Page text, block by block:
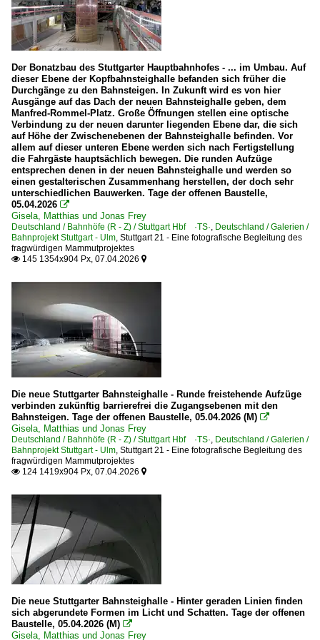
S-Bahn Stuttgart
Sonstiges
Bahnhofsvorfelder
Stadtbahn- und U-Bahnfahrzeuge
Stadler | Tango
Stadtbahnen und U-Bahnen
Stadtbahn Stuttgart ·SSB·
Stadtbahn Stuttgart (Haltestellen und Strecken) ·SSB·
Straßenbahn
Straßenbahn Ulm ·SWU·
Strecken | KBS 700-799
740 (Stuttgart–) Horb – Tuttlingen – Hattingen
750 Stuttgart – Plochingen – Geislingen – Ulm
750.1 Wendlingen – Ulm SFS
770 Karlsruhe – Mühlacker (–Stuttgart) ·Residenzbahn·
786 Stuttgart-Bad Cannstadt – Waiblingen – Aalen
790.11 Stuttgart – Untertürkheim – Kornwestheim
Strecke 4813 Stuttgart-Feuerbach – Ulm Hbf SFS
Werksbahnen
Modellbahn
Spur N
Anlagen
Der Bonatzbau des Stuttgarter Hauptbahnhofes - ... im Umbau. Auf
dieser Ebene der Kopfbahnsteighalle befanden sich früher die
Durchgänge zu den Bahnsteigen. In Zukunft wird es von hier
Ausgänge auf das Dach der neuen Bahnsteighalle geben, dem
Manfred-Rommel-Platz. Große Öffnungen stellen eine optische
Verbindung zu der neuen darunter liegenden Ebene dar, die sich
auf Höhe der Zwischenebenen der Bahnsteighalle befinden. Vor
allem auf dieser unteren Ebene werden sich nach Fertigstellung
die Fahrgäste hauptsächlich bewegen. Die runden Aufzüge
entsprechen denen in der neuen Bahnsteighalle und werden so
einen gestalterischen Zusammenhang herstellen, der doch sehr
unterschiedlichen Bauwerken. Tage der offenen Baustelle,
05.04.2026 
Gisela, Matthias und Jonas Frey
Deutschland / Bahnhöfe (R - Z) / Stuttgart Hbf ·TS·, Deutschland / Galerien /
Bahnprojekt Stuttgart - Ulm, Stuttgart 21 - Eine fotografische Begleitung des
fragwürdigen Mammutprojektes
 145 1354x904 Px, 07.04.2026 
Die neue Stuttgarter Bahnsteighalle - Runde freistehende Aufzüge
verbinden zukünftig barrierefrei die Zugangsebenen mit den
Bahnsteigen. Tage der offenen Baustelle, 05.04.2026 (M) 
Gisela, Matthias und Jonas Frey
Deutschland / Bahnhöfe (R - Z) / Stuttgart Hbf ·TS·, Deutschland / Galerien /
Bahnprojekt Stuttgart - Ulm, Stuttgart 21 - Eine fotografische Begleitung des
fragwürdigen Mammutprojektes
 124 1419x904 Px, 07.04.2026 
Die neue Stuttgarter Bahnsteighalle - Hinter geraden Linien finden
sich abgerundete Formen im Licht und Schatten. Tage der offenen
Baustelle, 05.04.2026 (M) 
Gisela, Matthias und Jonas Frey